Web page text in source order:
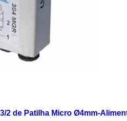
2 de Patilha Micro Ø4mm-